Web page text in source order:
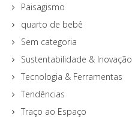
Paisagismo
quarto de bebê
Sem categoria
Sustentabilidade & Inovação
Tecnologia & Ferramentas
Tendências
Traço ao Espaço